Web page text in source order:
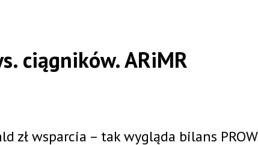
ciągników. ARiMR
zł wsparcia – tak wygląda bilans PROW